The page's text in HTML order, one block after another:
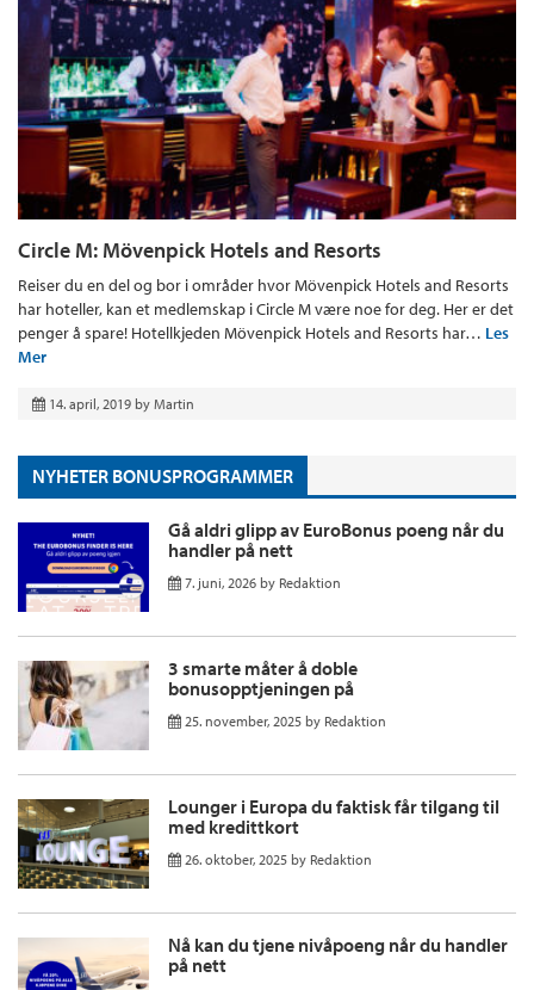
Circle M: Mövenpick Hotels and Resorts
Reiser du en del og bor i områder hvor Mövenpick Hotels and Resorts
har hoteller, kan et medlemskap i Circle M være noe for deg. Her er det
penger å spare! Hotellkjeden Mövenpick Hotels and Resorts har… Les
Mer
14. april, 2019 by Martin
NYHETER BONUSPROGRAMMER
Gå aldri glipp av EuroBonus poeng når du
handler på nett
7. juni, 2026 by Redaktion
3 smarte måter å doble
bonusopptjeningen på
25. november, 2025 by Redaktion
Lounger i Europa du faktisk får tilgang til
med kredittkort
26. oktober, 2025 by Redaktion
Nå kan du tjene nivåpoeng når du handler
på nett